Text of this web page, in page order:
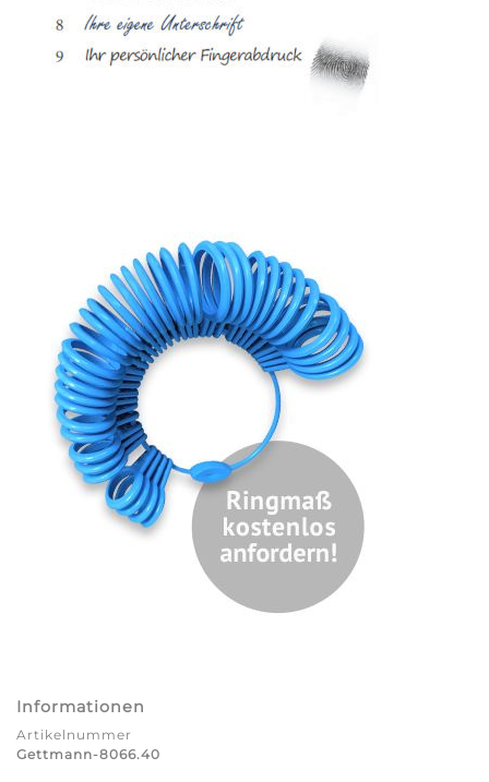
Informationen
Artikelnummer
Gettmann-8066.40